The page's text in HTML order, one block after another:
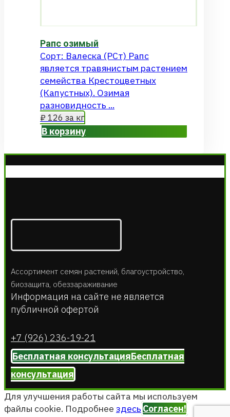
Рапс озимый
Сорт: Валеска (РСт) Рапс
является травянистым растением
семейства Крестоцветных
(Капустных). Озимая
разновидность ...
₽ 126 за кг
В корзину
Ассортимент семян растений, благоустройство,
биозащита, обеззараживание
Информация на сайте не является
публичной офертой
+7 (926) 236-19-21
Бесплатная консультацияБесплатная
консультация
Для улучшения работы сайта мы используем
файлы cookie. Подробнее здесь Согласен!